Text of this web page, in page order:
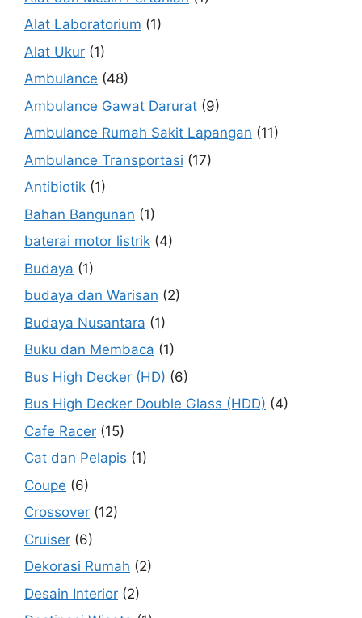
Alat Laboratorium (1)
Alat Ukur (1)
Ambulance (48)
Ambulance Gawat Darurat (9)
Ambulance Rumah Sakit Lapangan (11)
Ambulance Transportasi (17)
Antibiotik (1)
Bahan Bangunan (1)
baterai motor listrik (4)
Budaya (1)
budaya dan Warisan (2)
Budaya Nusantara (1)
Buku dan Membaca (1)
Bus High Decker (HD) (6)
Bus High Decker Double Glass (HDD) (4)
Cafe Racer (15)
Cat dan Pelapis (1)
Coupe (6)
Crossover (12)
Cruiser (6)
Dekorasi Rumah (2)
Desain Interior (2)